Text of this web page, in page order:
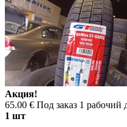
Акция!
65.00 € Под заказ 1 рабочий
1 шт